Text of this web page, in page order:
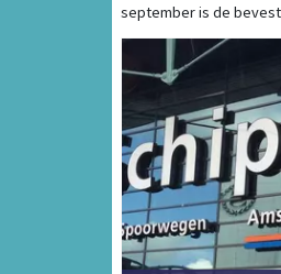
september is de